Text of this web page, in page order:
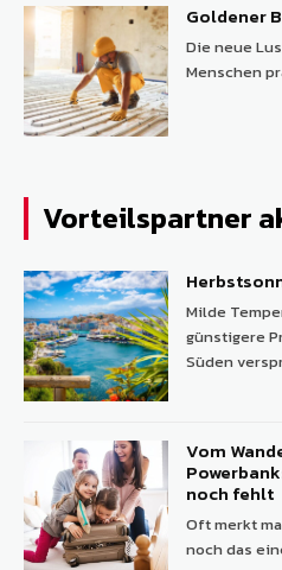
Goldener
Die neue
Menschen
Vorteilspartner
Milde
günstigere
Süden
Vom
noch fehlt
Oft merkt
noch das